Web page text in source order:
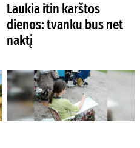
Laukia itin karštos
dienos: tvanku bus net
naktį